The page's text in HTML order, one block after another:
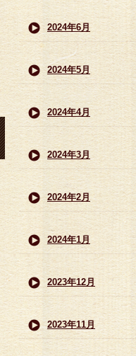
2024年6月
2024年5月
2024年4月
2024年3月
2024年2月
2024年1月
2023年12月
2023年11月